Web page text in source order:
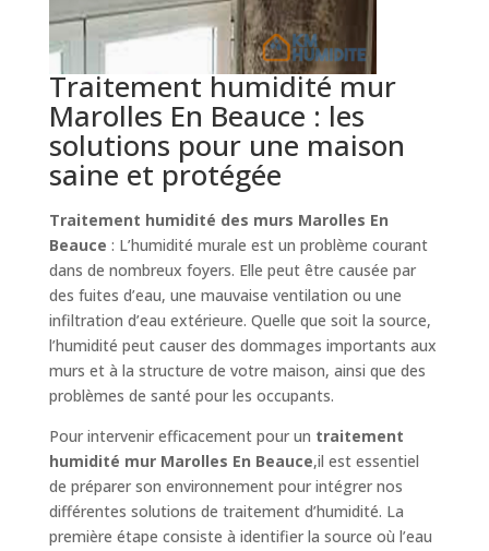
Traitement humidité mur
Marolles En Beauce : les
solutions pour une maison
saine et protégée
Traitement humidité des murs Marolles En
Beauce : L’humidité murale est un problème courant
dans de nombreux foyers. Elle peut être causée par
des fuites d’eau, une mauvaise ventilation ou une
infiltration d’eau extérieure. Quelle que soit la source,
l’humidité peut causer des dommages importants aux
murs et à la structure de votre maison, ainsi que des
problèmes de santé pour les occupants.
Pour intervenir efficacement pour un traitement
humidité mur Marolles En Beauce,il est essentiel
de préparer son environnement pour intégrer nos
différentes solutions de traitement d’humidité. La
première étape consiste à identifier la source où l’eau